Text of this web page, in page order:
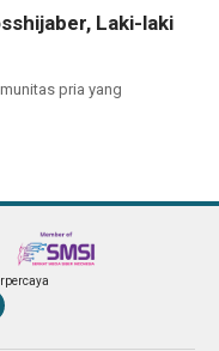
Laki-laki
pria yang